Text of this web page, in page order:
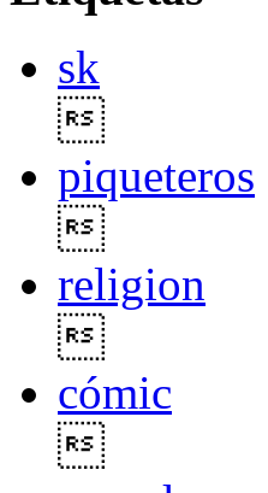
sk
piqueteros
religion
cómic